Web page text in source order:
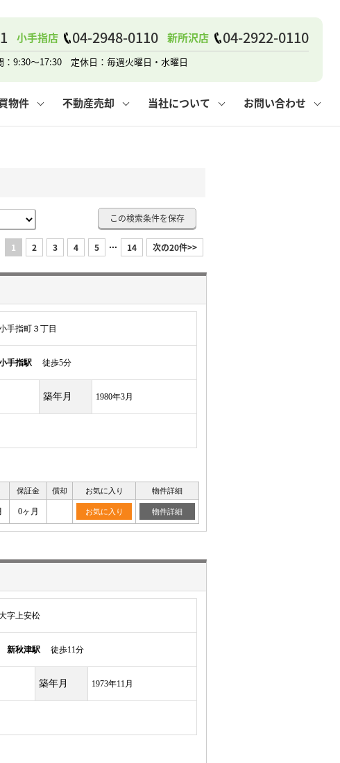
小手指店 04-2948-0110 新所沢店 04-2922-0110
：9:30～17:30 定休日：毎週火曜日・水曜日
物件 不動産売却 当社について お問い合わせ
この検索条件を保存
1 2 3 4 5 ... 14 次の20件>>
手指町３丁目
手指駅 徒歩5分
築年月 1980年3月
保証金 償却 お気に入り 物件詳細
0ヶ月 お気に入り 物件詳細
字上安松
新秋津駅 徒歩11分
築年月 1973年11月